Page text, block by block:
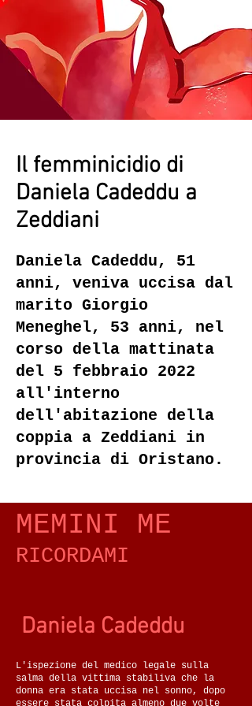
Il femminicidio di
Daniela Cadeddu a
Zeddiani
Daniela Cadeddu, 51
anni, veniva uccisa dal
marito Giorgio
Meneghel, 53 anni, nel
corso della mattinata
del 5 febbraio 2022
all'interno
dell'abitazione della
coppia a Zeddiani in
provincia di Oristano.
MEMINI ME
RICORDAMI
Daniela Cadeddu
L'ispezione del medico legale sulla
salma della vittima stabiliva che la
donna era stata uccisa nel sonno, dopo
essere stata colpita almeno due volte